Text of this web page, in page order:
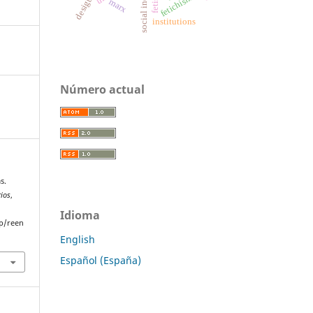
,
reen
institutions
marx
Número actual
Idioma
English
Español (España)